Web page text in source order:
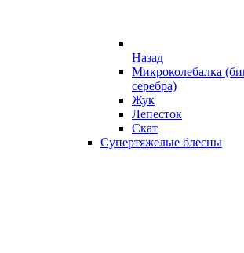
Назад
Микроколебалка
серебра)
Жук
Лепесток
Скат
Супертяжелые блесны